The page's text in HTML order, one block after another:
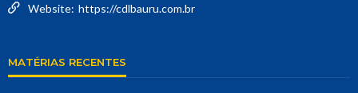
Website: https://cdlbauru.com.br
MATÉRIAS RECENTES